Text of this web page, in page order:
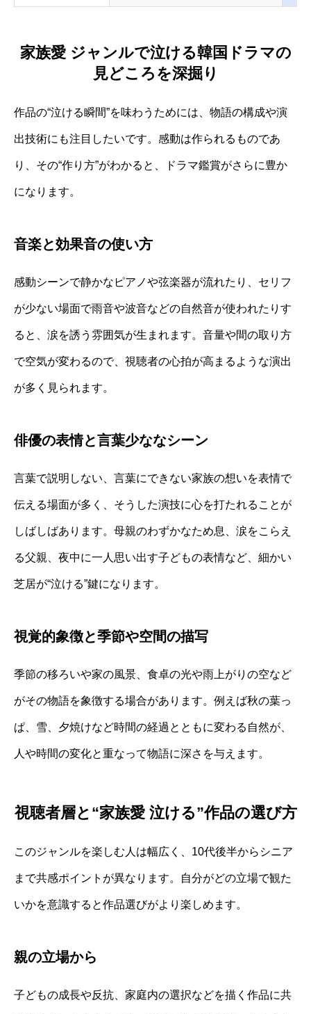
家族愛 ジャンルで泣ける韓国ドラマの
見どころを深掘り
作品の“泣ける瞬間”を味わうためには、物語の構成や演
出技術にも注目したいです。感動は作られるものであ
り、その“作り方”がわかると、ドラマ鑑賞がさらに豊か
になります。
音楽と効果音の使い方
感動シーンで静かなピアノや弦楽器が流れたり、セリフ
が少ない場面で雨音や波音などの自然音が使われたりす
ると、涙を誘う雰囲気が生まれます。音量や間の取り方
で空気が変わるので、視聴者の心拍が高まるような演出
が多く見られます。
俳優の表情と言葉少ななシーン
言葉で説明しない、言葉にできない家族の想いを表情で
伝える場面が多く、そうした演技に心を打たれることが
しばしばあります。母親のわずかなため息、涙をこらえ
る父親、夜中に一人思い出す子どもの表情など、細かい
芝居が“泣ける”鍵になります。
視覚的象徴と季節や空間の描写
季節の移ろいや家の風景、食卓の光や雨上がりの空など
がその物語を象徴する場合があります。例えば秋の葉っ
ぱ、雪、夕焼けなど時間の経過とともに変わる自然が、
人や時間の変化と重なって物語に深さを与えます。
視聴者層と“家族愛 泣ける”作品の選び方
このジャンルを楽しむ人は幅広く、10代後半からシニア
まで共感ポイントが異なります。自分がどの立場で観た
いかを意識すると作品選びがより楽しめます。
親の立場から
子どもの成長や反抗、家庭内の選択などを描く作品に共